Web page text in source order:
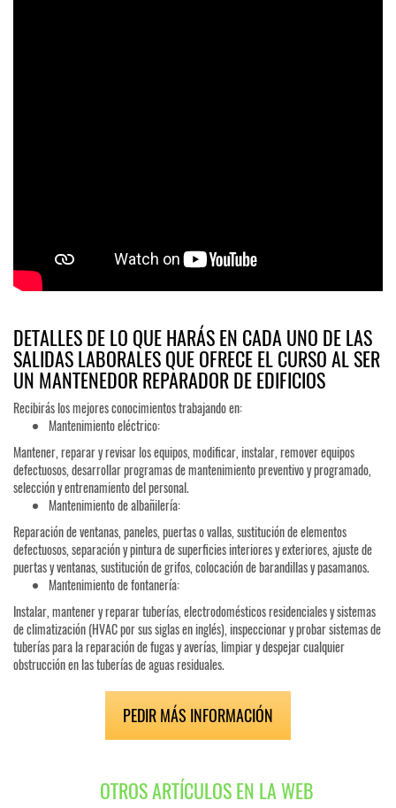
DETALLES DE LO QUE HARÁS EN CADA UNO DE LAS
SALIDAS LABORALES QUE OFRECE EL CURSO AL SER
UN MANTENEDOR REPARADOR DE EDIFICIOS
Recibirás los mejores conocimientos trabajando en:
Mantenimiento eléctrico:
Mantener, reparar y revisar los equipos, modificar, instalar, remover equipos
defectuosos, desarrollar programas de mantenimiento preventivo y programado,
selección y entrenamiento del personal.
Mantenimiento de albañilería:
Reparación de ventanas, paneles, puertas o vallas, sustitución de elementos
defectuosos, separación y pintura de superficies interiores y exteriores, ajuste de
puertas y ventanas, sustitución de grifos, colocación de barandillas y pasamanos.
Mantenimiento de fontanería:
Instalar, mantener y reparar tuberías, electrodomésticos residenciales y sistemas
de climatización (HVAC por sus siglas en inglés), inspeccionar y probar sistemas de
tuberías para la reparación de fugas y averías, limpiar y despejar cualquier
obstrucción en las tuberías de aguas residuales.
PEDIR MÁS INFORMACIÓN
OTROS ARTÍCULOS EN LA WEB